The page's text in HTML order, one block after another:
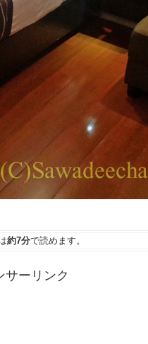
約7分で読めます。
サーリンク